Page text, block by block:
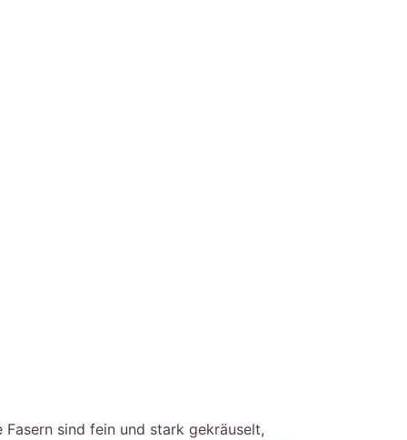
sind fein und stark gekräuselt,